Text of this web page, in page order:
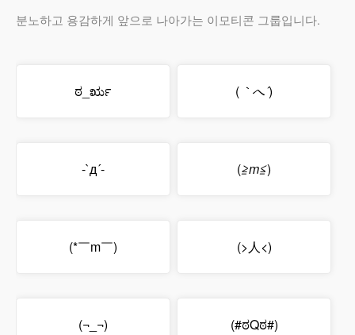
분노하고 용감하게 앞으로 나아가는 이모티콘 그룹입니다.
ಠ_ರೃ ( ｀へ´)
-`д´- (≧m≦)
(*￣m￣) (>人<)
(¬_¬) (#ಠQಠ#)